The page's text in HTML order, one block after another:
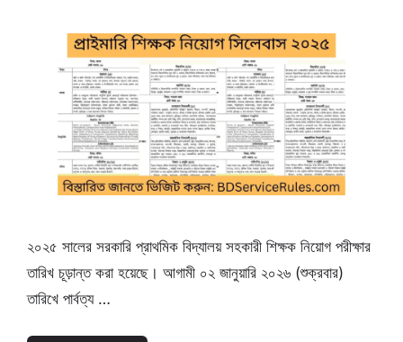
২০২৫ সালের সরকারি প্রাথমিক বিদ্যালয় সহকারী শিক্ষক নিয়োগ পরীক্ষার
তারিখ চূড়ান্ত করা হয়েছে। আগামী ০২ জানুয়ারি ২০২৬ (শুক্রবার)
তারিখে পার্বত্য …